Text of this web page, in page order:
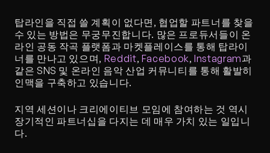
탑라인을 직접 쓸 계획이 없다면, 협업할 파트너를 찾을
수 있는 방법은 무궁무진합니다. 많은 프로듀서들이 온
라인 공동 작곡 플랫폼과 마켓플레이스를 통해 탑라이
너를 만나고 있으며, Reddit, Facebook, Instagram과
같은 SNS 및 온라인 음악 산업 커뮤니티를 통해 활발히
인맥을 구축하고 있습니다.
지역 세션이나 크리에이티브 모임에 참여하는 것 역시
장기적인 파트너십을 다지는 데 매우 가치 있는 일입니
다.